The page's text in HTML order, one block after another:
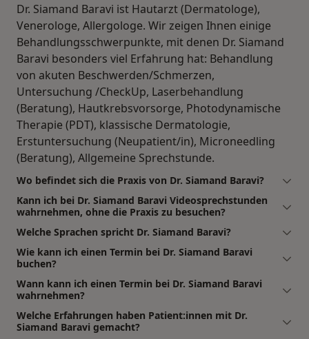
Dr. Siamand Baravi ist Hautarzt (Dermatologe),
Venerologe, Allergologe. Wir zeigen Ihnen einige
Behandlungsschwerpunkte, mit denen Dr. Siamand
Baravi besonders viel Erfahrung hat: Behandlung
von akuten Beschwerden/Schmerzen,
Untersuchung /CheckUp, Laserbehandlung
(Beratung), Hautkrebsvorsorge, Photodynamische
Therapie (PDT), klassische Dermatologie,
Erstuntersuchung (Neupatient/in), Microneedling
(Beratung), Allgemeine Sprechstunde.
Wo befindet sich die Praxis von Dr. Siamand Baravi?
Kann ich bei Dr. Siamand Baravi Videosprechstunden
wahrnehmen, ohne die Praxis zu besuchen?
Welche Sprachen spricht Dr. Siamand Baravi?
Wie kann ich einen Termin bei Dr. Siamand Baravi
buchen?
Wann kann ich einen Termin bei Dr. Siamand Baravi
wahrnehmen?
Welche Erfahrungen haben Patient:innen mit Dr.
Siamand Baravi gemacht?